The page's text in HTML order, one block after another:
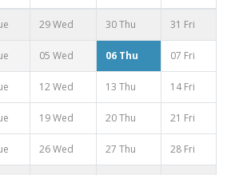
29 Wed 30 Thu 31 Fri
05 Wed 06 Thu 07 Fri
12 Wed 13 Thu 14 Fri
19 Wed 20 Thu 21 Fri
26 Wed 27 Thu 28 Fri